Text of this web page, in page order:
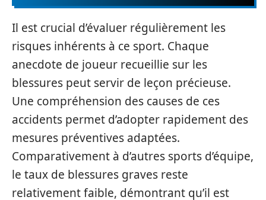
Il est crucial d’évaluer régulièrement les
risques inhérents à ce sport. Chaque
anecdote de joueur recueillie sur les
blessures peut servir de leçon précieuse.
Une compréhension des causes de ces
accidents permet d’adopter rapidement des
mesures préventives adaptées.
Comparativement à d’autres sports d’équipe,
le taux de blessures graves reste
relativement faible, démontrant qu’il est